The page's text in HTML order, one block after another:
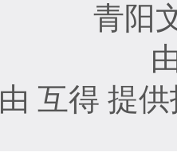
青阳
由 互得 提